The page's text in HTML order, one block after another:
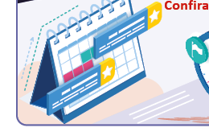
NOTÍCIAS
CONTEÚDO ESPECIAL
JORNAL DO ENGENHEIRO
AGENDA